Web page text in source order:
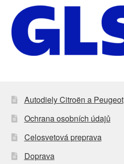
Autodiely Citroën a Peugeot
Ochrana osobních údajů
Celosvetová preprava
Doprava